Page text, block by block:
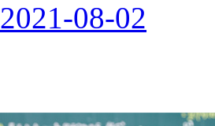
2021-08-02